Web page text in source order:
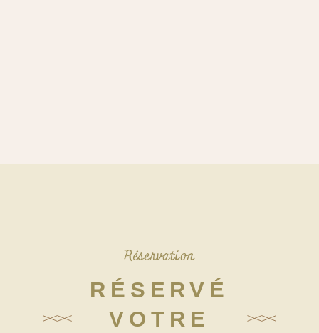
Réservation
RÉSERVÉ
VOTRE